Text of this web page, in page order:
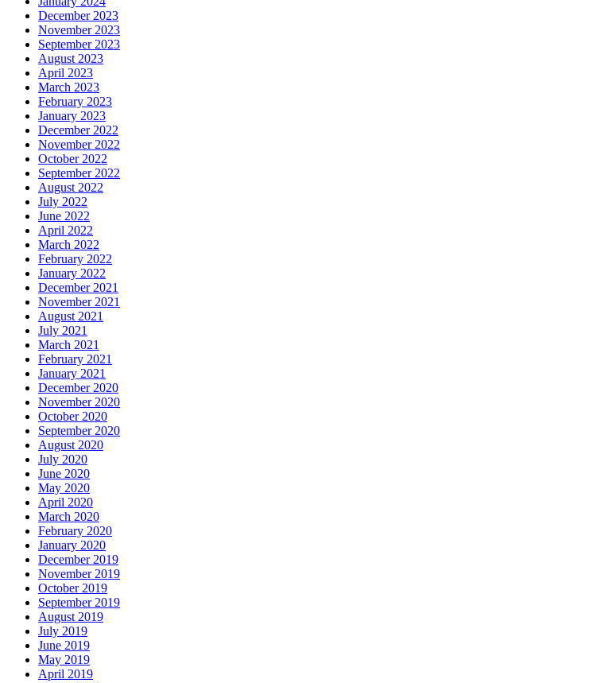
December 2023
November 2023
September 2023
August 2023
April 2023
March 2023
February 2023
January 2023
December 2022
November 2022
October 2022
September 2022
August 2022
July 2022
June 2022
April 2022
March 2022
February 2022
January 2022
December 2021
November 2021
August 2021
July 2021
March 2021
February 2021
January 2021
December 2020
November 2020
October 2020
September 2020
August 2020
July 2020
June 2020
May 2020
April 2020
March 2020
February 2020
January 2020
December 2019
November 2019
October 2019
September 2019
August 2019
July 2019
June 2019
May 2019
April 2019